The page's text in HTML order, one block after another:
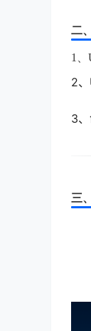
二
1
2
3
三